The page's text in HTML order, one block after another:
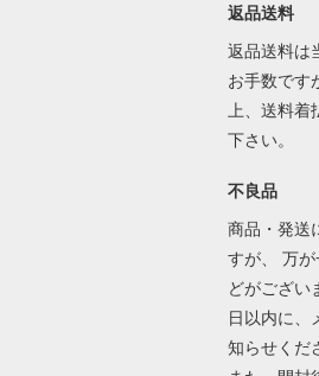
返品送料
返品送料は
お手数です
上、送料
下さい。
不良品
商品・発送
すが、 万
どがござい
日以内に、
知らせくだ